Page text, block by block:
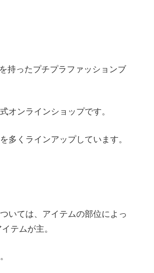
持ったプチプラファッションブ
オンラインショップです。
くラインアップしています。
いては、アイテムの部位によっ
テムが主。